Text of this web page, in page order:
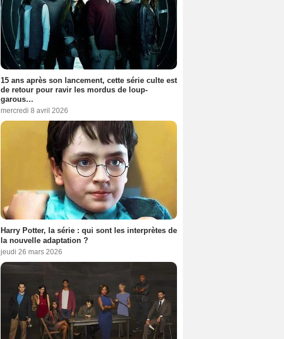
15 ans après son lancement, cette série culte est
de retour pour ravir les mordus de loup-
garous…
mercredi 8 avril 2026
Harry Potter, la série : qui sont les interprètes de
la nouvelle adaptation ?
jeudi 26 mars 2026